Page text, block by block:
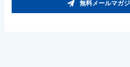
無料メールマガ